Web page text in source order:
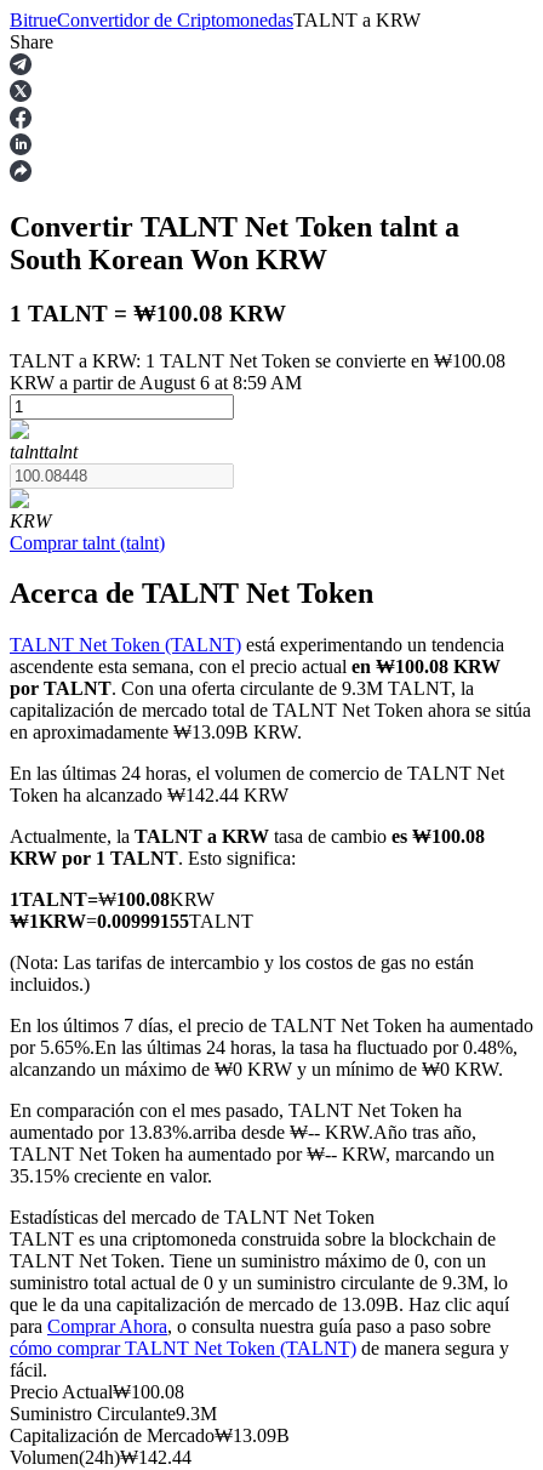
Futuros
Futuros del USDT
Futuros COIN-M
Futuros de criptomonedas
TradFi
primas
Futuros que utilizan USDC como garantía
Copiar Trading
Únete a los mejores traders
BitrueConvertidor de CriptomonedasTALNT a KRW
Share
Convertir TALNT Net Token talnt a
South Korean Won KRW
1 TALNT = ₩100.08 KRW
TALNT a KRW: 1 TALNT Net Token se convierte en ₩100.08
KRW a partir de August 6 at 8:59 AM
talnttalnt
KRW
Comprar talnt (talnt)
Acerca de TALNT Net Token
TALNT Net Token (TALNT) está experimentando un tendencia
ascendente esta semana, con el precio actual en ₩100.08 KRW
por TALNT. Con una oferta circulante de 9.3M TALNT, la
capitalización de mercado total de TALNT Net Token ahora se sitúa
en aproximadamente ₩13.09B KRW.
En las últimas 24 horas, el volumen de comercio de TALNT Net
Token ha alcanzado ₩142.44 KRW
Actualmente, la TALNT a KRW tasa de cambio es ₩100.08
KRW por 1 TALNT. Esto significa:
1TALNT=₩100.08KRW
₩1KRW=0.00999155TALNT
(Nota: Las tarifas de intercambio y los costos de gas no están
incluidos.)
En los últimos 7 días, el precio de TALNT Net Token ha aumentado
por 5.65%.En las últimas 24 horas, la tasa ha fluctuado por 0.48%,
alcanzando un máximo de ₩0 KRW y un mínimo de ₩0 KRW.
En comparación con el mes pasado, TALNT Net Token ha
aumentado por 13.83%.arriba desde ₩-- KRW.Año tras año,
TALNT Net Token ha aumentado por ₩-- KRW, marcando un
35.15% creciente en valor.
Estadísticas del mercado de TALNT Net Token
TALNT es una criptomoneda construida sobre la blockchain de
TALNT Net Token. Tiene un suministro máximo de 0, con un
suministro total actual de 0 y un suministro circulante de 9.3M, lo
que le da una capitalización de mercado de 13.09B. Haz clic aquí
para Comprar Ahora, o consulta nuestra guía paso a paso sobre
cómo comprar TALNT Net Token (TALNT) de manera segura y
fácil.
Precio Actual₩100.08
Suministro Circulante9.3M
Capitalización de Mercado₩13.09B
Volumen(24h)₩142.44